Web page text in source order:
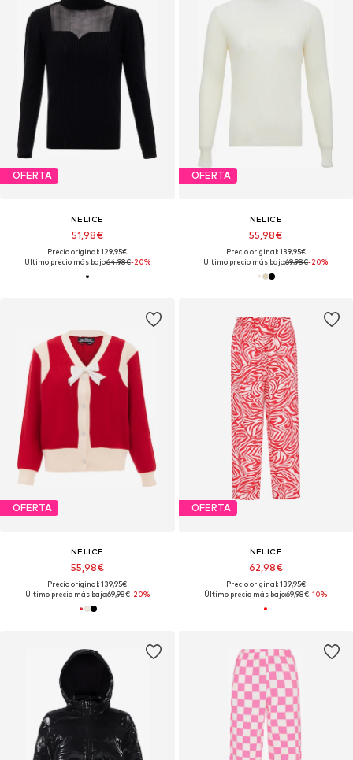
OFERTA
NELICE
51,98€
Precio original: 129,95€
Último precio más bajo:64,98€-20%
OFERTA
NELICE
55,98€
Precio original: 139,95€
Último precio más bajo:69,98€-20%
OFERTA
NELICE
55,98€
Precio original: 139,95€
Último precio más bajo:69,98€-20%
OFERTA
NELICE
62,98€
Precio original: 139,95€
Último precio más bajo:69,98€-10%